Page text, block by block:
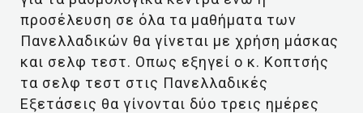
προσέλευση σε όλα τα μαθήματα των
Πανελλαδικών θα γίνεται με χρήση μάσκας
και σελφ τεστ. Οπως εξηγεί ο κ. Κοπτσής
τα σελφ τεστ στις Πανελλαδικές
Εξετάσεις θα γίνονται δύο τρεις ημέρες